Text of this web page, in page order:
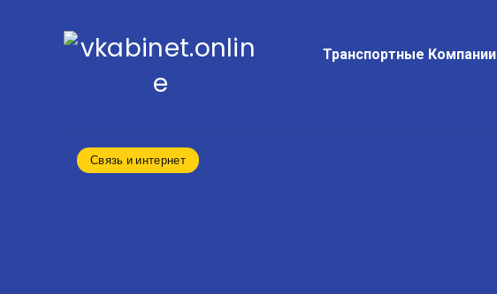
Транспортные Компании
Связь и интернет